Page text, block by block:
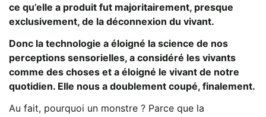
ce qu’elle a produit fut majoritairement, presque
exclusivement, de la déconnexion du vivant.
Donc la technologie a éloigné la science de nos
perceptions sensorielles, a considéré les vivants
comme des choses et a éloigné le vivant de notre
quotidien. Elle nous a doublement coupé, finalement.
Au fait, pourquoi un monstre ? Parce que la